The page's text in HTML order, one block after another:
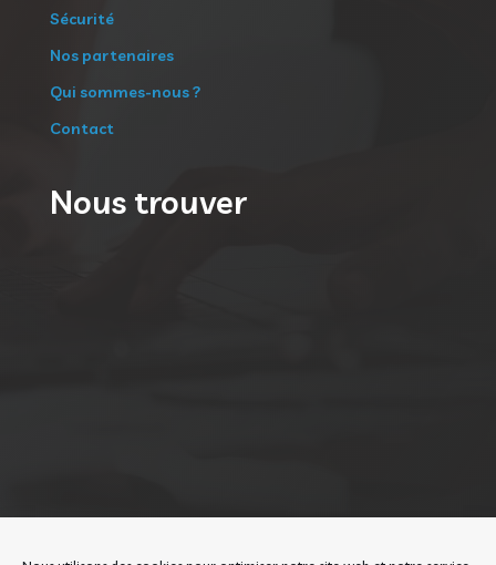
Sécurité
Nos partenaires
Qui sommes-nous ?
Contact
Nous trouver